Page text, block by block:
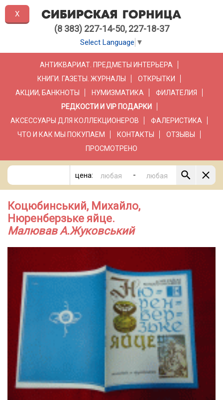
(8 383) 227-14-50, 227-18-37
Select Language ▼
АНТИКВАРИАТ. ПРЕДМЕТЫ ИНТЕРЬЕРА
КНИГИ. ГАЗЕТЫ. ЖУРНАЛЫ
ОТКРЫТКИ
АКЦИИ, БАНКНОТЫ
НУМИЗМАТИКА
ФИЛАТЕЛИЯ
РЕДКОСТИ И VIP ПОДАРКИ
АКСЕССУАРЫ ДЛЯ КОЛЛЕКЦИОНЕРОВ
ФАЛЕРИСТИКА
ЧТО И КАК МЫ ПОКУПАЕМ
КОНТАКТЫ
ОТЗЫВЫ
ПРОСМОТРЕНО
цена: -
Коцюбинський, Михайло,
Нюренберзьке яйце.
Малював А.Жуковський
X